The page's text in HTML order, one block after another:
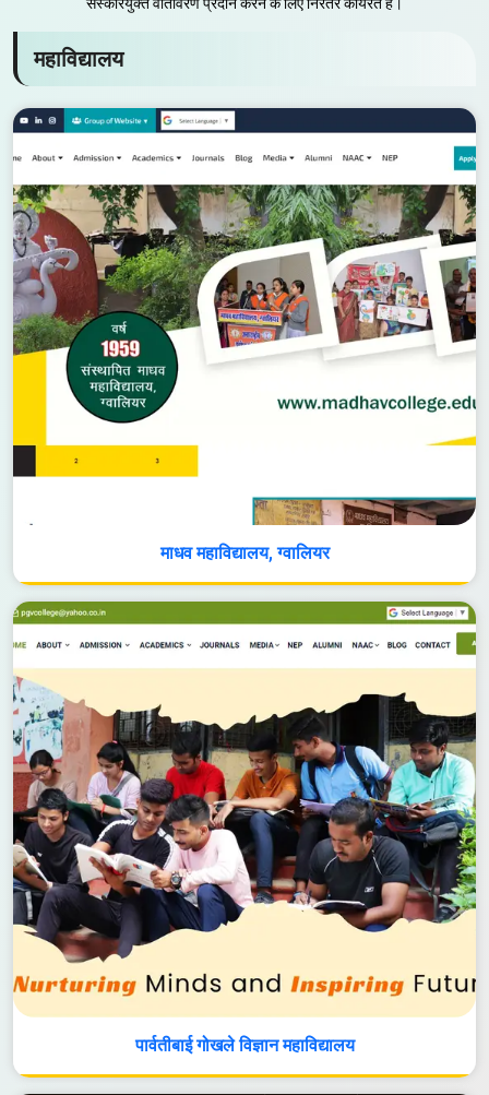
महाविद्यालय
माधव महाविद्यालय, ग्वालियर
पार्वतीबाई गोखले विज्ञान महाविद्यालय